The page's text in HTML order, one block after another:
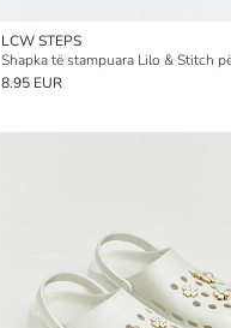
LCW STEPS
Shapka të stampuara Lilo & Stitch
8.95 EUR